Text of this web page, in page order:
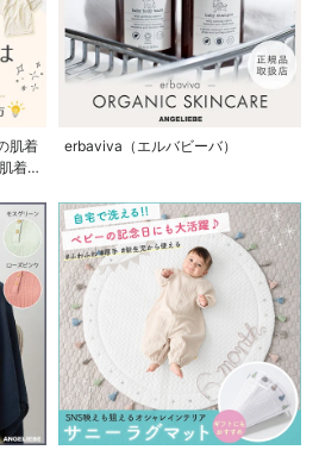
肌着
着
erbaviva（エルバビーバ）